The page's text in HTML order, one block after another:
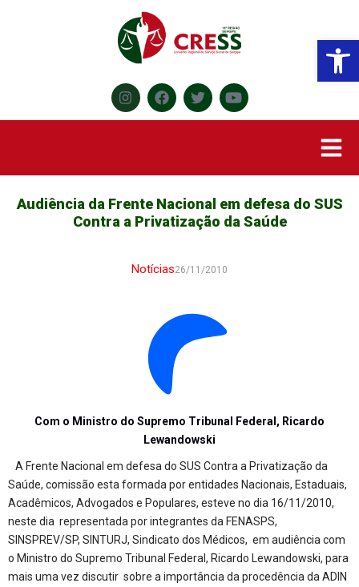
Audiência da Frente Nacional em defesa do SUS
Contra a Privatização da Saúde
Notícias26/11/2010
Com o Ministro do Supremo Tribunal Federal, Ricardo
Lewandowski
A Frente Nacional em defesa do SUS Contra a Privatização da
Saúde, comissão esta formada por entidades Nacionais, Estaduais,
Acadêmicos, Advogados e Populares, esteve no dia 16/11/2010,
neste dia representada por integrantes da FENASPS,
SINSPREV/SP, SINTURJ, Sindicato dos Médicos, em audiência com
o Ministro do Supremo Tribunal Federal, Ricardo Lewandowski, para
mais uma vez discutir sobre a importância da procedência da ADIN